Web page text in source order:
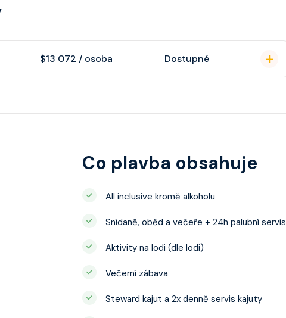
$13 072 / osoba Dostupné
se sprchou, šatnu,
Co plavba obsahuje
All inclusive kromě alkoholu
Snídaně, oběd a večeře + 24h palubní servis
Aktivity na lodi (dle lodi)
Večerní zábava
Steward kajut a 2x denně servis kajuty